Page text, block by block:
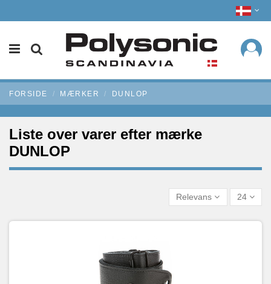
FORSIDE MÆRKER DUNLOP
Liste over varer efter mærke
DUNLOP
Relevans 24